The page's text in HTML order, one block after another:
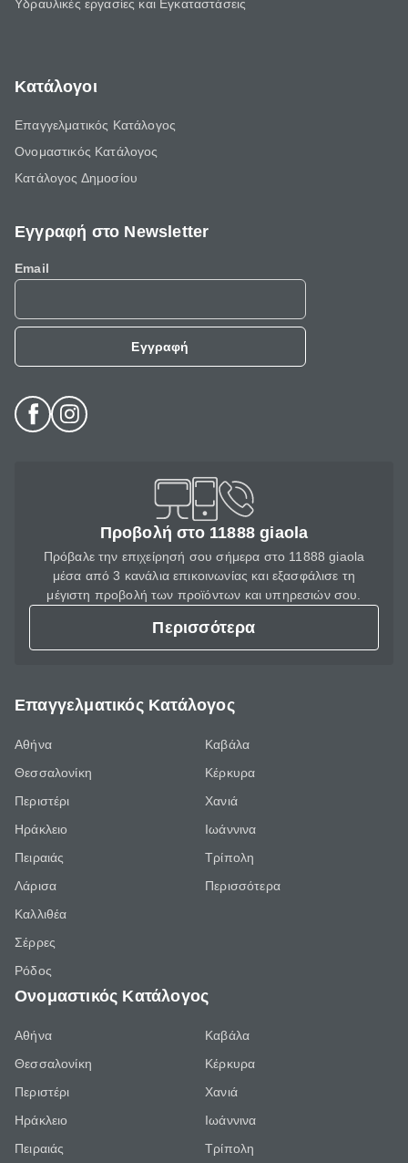
Υδραυλικές εργασίες και Εγκαταστάσεις
Κατάλογοι
Επαγγελματικός Κατάλογος
Ονομαστικός Κατάλογος
Κατάλογος Δημοσίου
Εγγραφή στο Newsletter
Email
Εγγραφή
Προβολή στο 11888 giaola
Πρόβαλε την επιχείρησή σου σήμερα στο 11888 giaola
μέσα από 3 κανάλια επικοινωνίας και εξασφάλισε τη
μέγιστη προβολή των προϊόντων και υπηρεσιών σου.
Περισσότερα
Επαγγελματικός Κατάλογος
Αθήνα
Θεσσαλονίκη
Περιστέρι
Ηράκλειο
Πειραιάς
Λάρισα
Καλλιθέα
Σέρρες
Ρόδος
Καβάλα
Κέρκυρα
Χανιά
Ιωάννινα
Τρίπολη
Περισσότερα
Ονομαστικός Κατάλογος
Αθήνα
Θεσσαλονίκη
Περιστέρι
Ηράκλειο
Πειραιάς
Καβάλα
Κέρκυρα
Χανιά
Ιωάννινα
Τρίπολη